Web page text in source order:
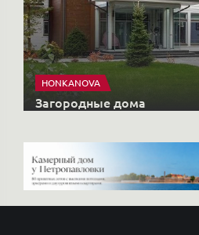
HONKANOVA
Загородные дома